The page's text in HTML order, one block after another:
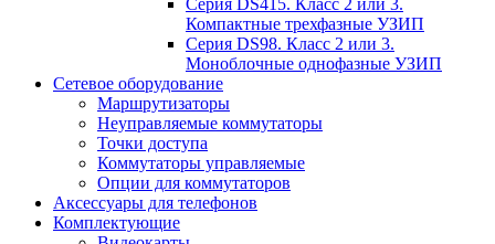
Компактные трехфазные УЗИП
Серия DS98. Класс 2 или 3.
Моноблочные однофазные УЗИП
Сетевое оборудование
Маршрутизаторы
Неуправляемые коммутаторы
Точки доступа
Коммутаторы управляемые
Опции для коммутаторов
Аксессуары для телефонов
Комплектующие